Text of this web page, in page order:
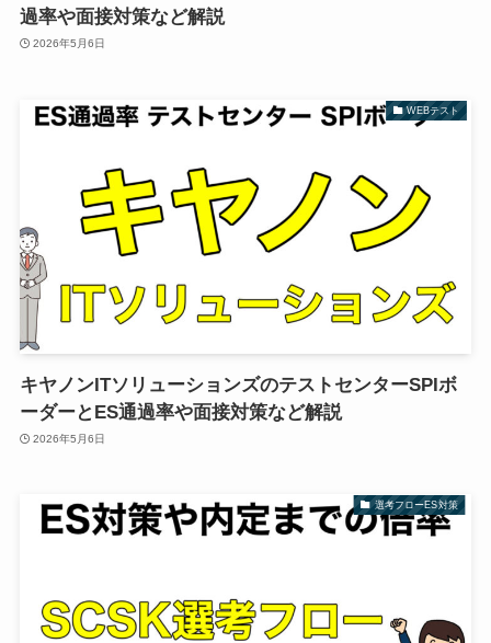
過率や面接対策など解説
2026年5月6日
WEBテスト
キヤノンITソリューションズのテストセンターSPIボ
ーダーとES通過率や面接対策など解説
2026年5月6日
選考フローES対策